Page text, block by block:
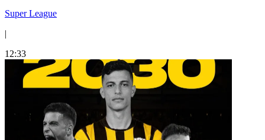
Super League
|
12:33